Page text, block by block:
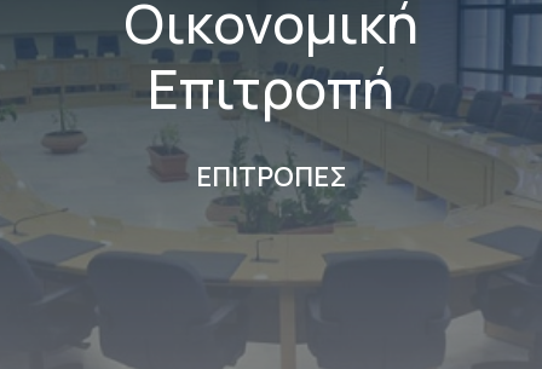
Οικονομική
Επιτροπή
ΕΠΙΤΡΟΠΕΣ